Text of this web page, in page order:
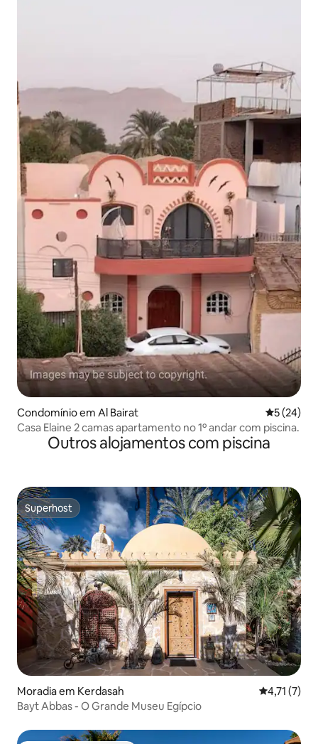
Condomínio em Al Bairat
5 (24)
Casa Elaine 2 camas apartamento no 1º andar com piscina.
Outros alojamentos com piscina
Superhost
Superhost
Moradia em Kerdasah
4,71 (7)
Bayt Abbas - O Grande Museu Egípcio